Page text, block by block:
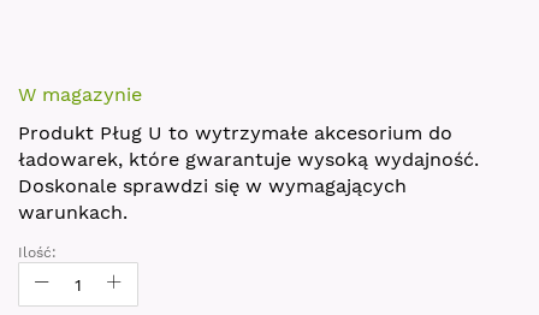
to
beginning
of
the
images
gallery
W magazynie
Produkt Pług U to wytrzymałe akcesorium do
ładowarek, które gwarantuje wysoką wydajność.
Doskonale sprawdzi się w wymagających
warunkach.
Ilość: